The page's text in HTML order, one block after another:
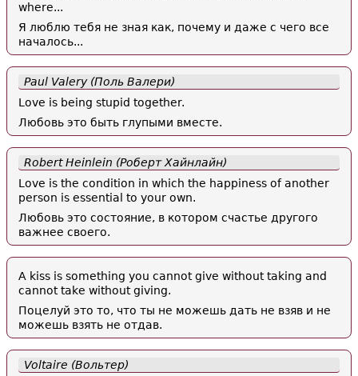
where...
Я люблю тебя не зная как, почему и даже с чего все
началось...
Paul Valery (Поль Валери)
Love is being stupid together.
Любовь это быть глупыми вместе.
Robert Heinlein (Роберт Хайнлайн)
Love is the condition in which the happiness of another
person is essential to your own.
Любовь это состояние, в котором счастье другого
важнее своего.
A kiss is something you cannot give without taking and
cannot take without giving.
Поцелуй это то, что ты не можешь дать не взяв и не
можешь взять не отдав.
Voltaire (Вольтер)